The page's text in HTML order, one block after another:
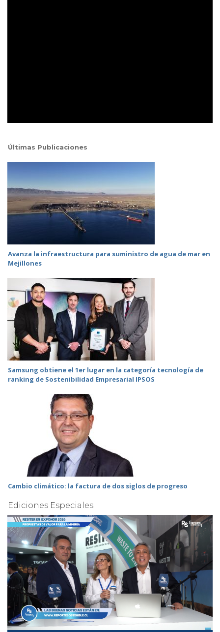
Últimas Publicaciones
Avanza la infraestructura para suministro de agua de mar en
Mejillones
Samsung obtiene el 1er lugar en la categoría tecnología de
ranking de Sostenibilidad Empresarial IPSOS
Cambio climático: la factura de dos siglos de progreso
Ediciones Especiales